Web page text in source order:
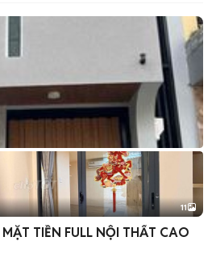
+2
11
TIỀN FULL NỘI THẤT CAO